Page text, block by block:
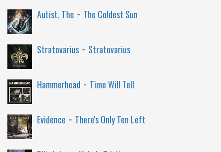
Autist, The - The Coldest Sun
Stratovarius - Stratovarius
Hammerhead - Time Will Tell
Evidence - There's Only Ten Left